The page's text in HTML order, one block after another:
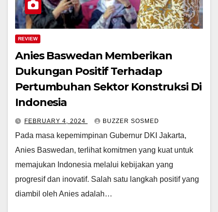
REVIEW
Anies Baswedan Memberikan
Dukungan Positif Terhadap
Pertumbuhan Sektor Konstruksi Di
Indonesia
FEBRUARY 4, 2024 BUZZER SOSMED
Pada masa kepemimpinan Gubernur DKI Jakarta,
Anies Baswedan, terlihat komitmen yang kuat untuk
memajukan Indonesia melalui kebijakan yang
progresif dan inovatif. Salah satu langkah positif yang
diambil oleh Anies adalah…